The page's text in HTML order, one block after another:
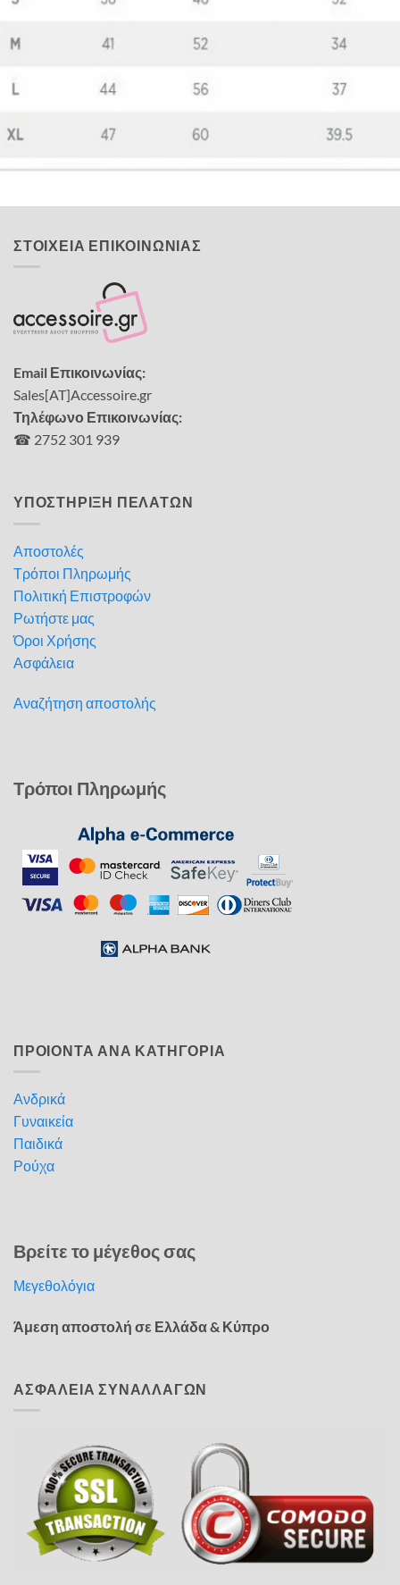
ΠΑΙΔΙΚΑ TSHIRT
Fortnite fever μπλουζάκι
12,00€
ΣΤΟΙΧΕΙΑ ΕΠΙΚΟΙΝΩΝΙΑΣ
Email Επικοινωνίας:
Sales[AT]Accessoire.gr
Τηλέφωνο Επικοινωνίας:
☎ 2752 301 939
ΥΠΟΣΤΗΡΙΞΗ ΠΕΛΑΤΩΝ
Αποστολές
Τρόποι Πληρωμής
Πολιτική Επιστροφών
Ρωτήστε μας
Όροι Χρήσης
Ασφάλεια
Αναζήτηση αποστολής
Τρόποι Πληρωμής
ΠΡΟΙΟΝΤΑ ΑΝΑ ΚΑΤΗΓΟΡΙΑ
Ανδρικά
Γυναικεία
Παιδικά
Ρούχα
Βρείτε το μέγεθος σας
Μεγεθολόγια
Άμεση αποστολή σε Ελλάδα & Κύπρο
ΑΣΦΑΛΕΙΑ ΣΥΝΑΛΛΑΓΩΝ